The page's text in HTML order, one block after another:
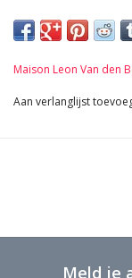
76 cm Breedte
2,5 cm Dikte 0,98
54,2 Kg
Maison Leon Van den
Aan verlanglijst
Meld je